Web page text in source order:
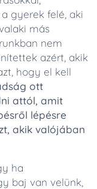
gyerek felé, aki
más
nem
azért, akik
hogy el kell
ott
attól, amit
lépésre
akik valójában
ha
baj van velünk,